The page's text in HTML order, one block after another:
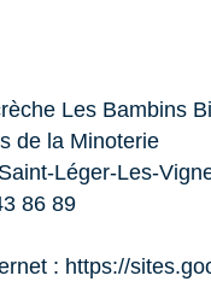
Les Bambins
de la Minoterie
Léger-Les-
86 89
: https://